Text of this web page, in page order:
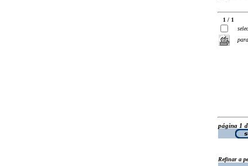
1 / 1
página 1
Refinar a